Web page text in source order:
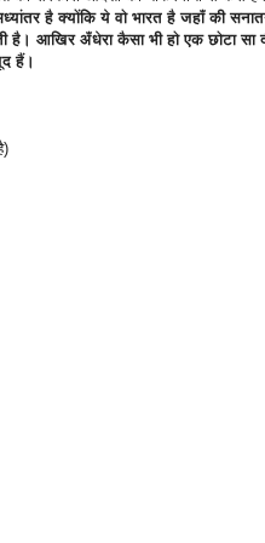
है क्योंकि ये वो भारत है जहाँ की
है। आखिर अँधेरा कैसा भी हो एक छोटा सा
हैं।